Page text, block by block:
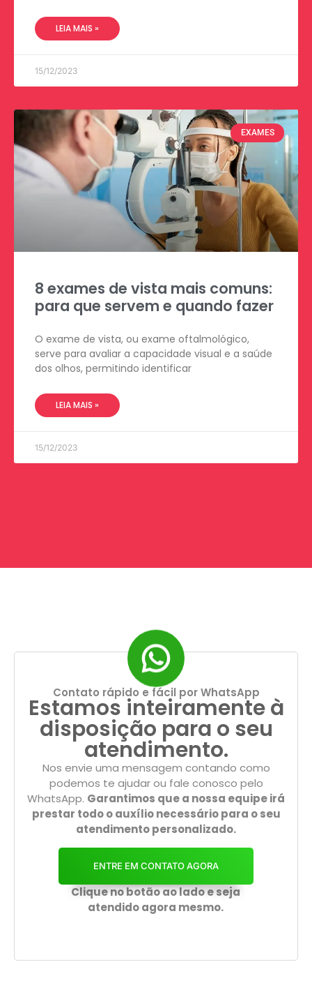
LEIA MAIS »
15/12/2023
EXAMES
8 exames de vista mais comuns:
para que servem e quando fazer
O exame de vista, ou exame oftalmológico,
serve para avaliar a capacidade visual e a saúde
dos olhos, permitindo identificar
LEIA MAIS »
15/12/2023
Contato rápido e fácil por WhatsApp
Estamos inteiramente à
disposição para o seu
atendimento.
Nos envie uma mensagem contando como
podemos te ajudar ou fale conosco pelo
WhatsApp. Garantimos que a nossa equipe irá
prestar todo o auxílio necessário para o seu
atendimento personalizado.
ENTRE EM CONTATO AGORA
Clique no botão ao lado e seja
atendido agora mesmo.